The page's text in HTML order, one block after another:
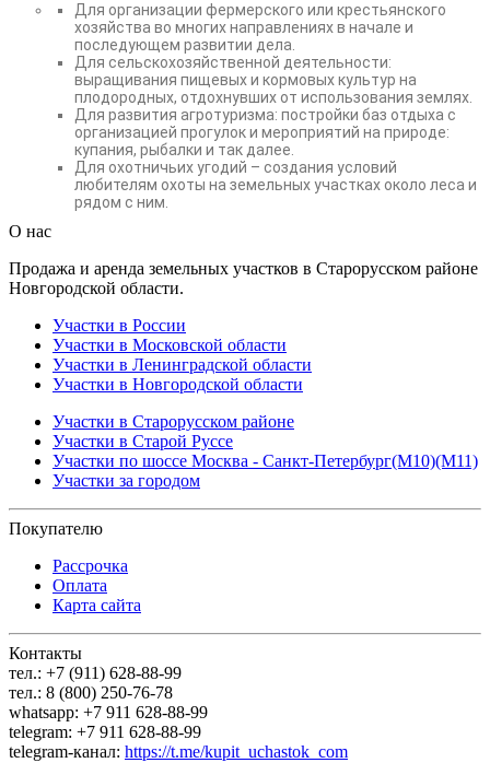
Для организации фермерского или крестьянского
хозяйства во многих направлениях в начале и
последующем развитии дела.
Для сельскохозяйственной деятельности:
выращивания пищевых и кормовых культур на
плодородных, отдохнувших от использования землях.
Для развития агротуризма: постройки баз отдыха с
организацией прогулок и мероприятий на природе:
купания, рыбалки и так далее.
Для охотничьих угодий – создания условий
любителям охоты на земельных участках около леса и
рядом с ним.
О нас
Продажа и аренда земельных участков в Старорусском районе
Новгородской области.
Участки в России
Участки в Московской области
Участки в Ленинградской области
Участки в Новгородской области
Участки в Старорусском районе
Участки в Старой Руссе
Участки по шоссе Москва - Санкт-Петербург(М10)(М11)
Участки за городом
Покупателю
Рассрочка
Оплата
Карта сайта
Контакты
тел.: +7 (911) 628-88-99
тел.: 8 (800) 250-76-78
whatsapp: +7 911 628-88-99
telegram: +7 911 628-88-99
telegram-канал: https://t.me/kupit_uchastok_com